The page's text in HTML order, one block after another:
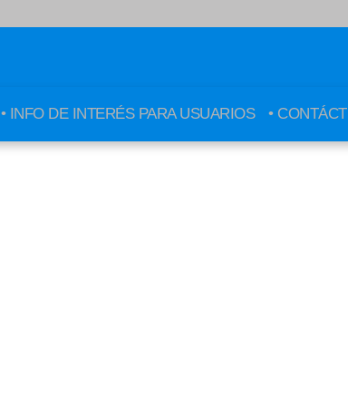
• INFO DE INTERÉS PARA USUARIOS •